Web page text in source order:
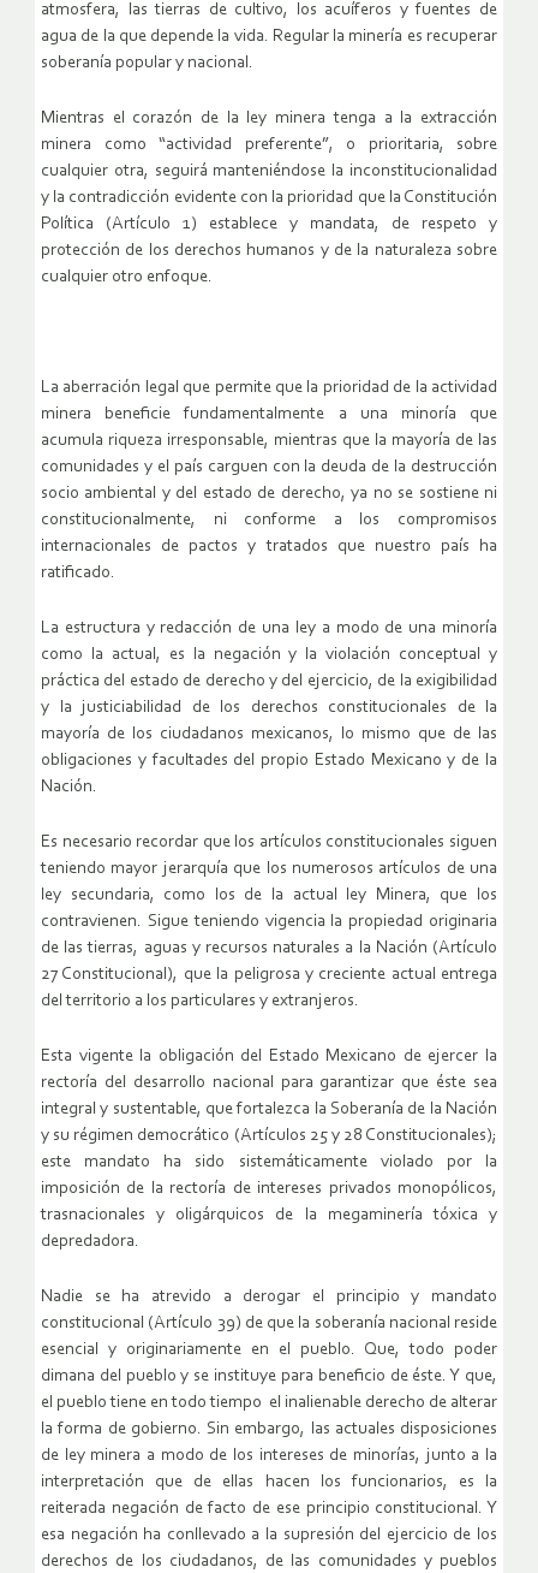
atmosfera, las tierras de cultivo, los acuíferos y fuentes de
agua de la que depende la vida. Regular la minería es recuperar
soberanía popular y nacional.
Mientras el corazón de la ley minera tenga a la extracción
minera como “actividad preferente”, o prioritaria, sobre
cualquier otra, seguirá manteniéndose la inconstitucionalidad
y la contradicción evidente con la prioridad que la Constitución
Política (Artículo 1) establece y mandata, de respeto y
protección de los derechos humanos y de la naturaleza sobre
cualquier otro enfoque.
La aberración legal que permite que la prioridad de la actividad
minera beneficie fundamentalmente a una minoría que
acumula riqueza irresponsable, mientras que la mayoría de las
comunidades y el país carguen con la deuda de la destrucción
socio ambiental y del estado de derecho, ya no se sostiene ni
constitucionalmente, ni conforme a los compromisos
internacionales de pactos y tratados que nuestro país ha
ratificado.
La estructura y redacción de una ley a modo de una minoría
como la actual, es la negación y la violación conceptual y
práctica del estado de derecho y del ejercicio, de la exigibilidad
y la justiciabilidad de los derechos constitucionales de la
mayoría de los ciudadanos mexicanos, lo mismo que de las
obligaciones y facultades del propio Estado Mexicano y de la
Nación.
Es necesario recordar que los artículos constitucionales siguen
teniendo mayor jerarquía que los numerosos artículos de una
ley secundaria, como los de la actual ley Minera, que los
contravienen. Sigue teniendo vigencia la propiedad originaria
de las tierras, aguas y recursos naturales a la Nación (Artículo
27 Constitucional), que la peligrosa y creciente actual entrega
del territorio a los particulares y extranjeros.
Esta vigente la obligación del Estado Mexicano de ejercer la
rectoría del desarrollo nacional para garantizar que éste sea
integral y sustentable, que fortalezca la Soberanía de la Nación
y su régimen democrático (Artículos 25 y 28 Constitucionales);
este mandato ha sido sistemáticamente violado por la
imposición de la rectoría de intereses privados monopólicos,
trasnacionales y oligárquicos de la megaminería tóxica y
depredadora.
Nadie se ha atrevido a derogar el principio y mandato
constitucional (Artículo 39) de que la soberanía nacional reside
esencial y originariamente en el pueblo. Que, todo poder
dimana del pueblo y se instituye para beneficio de éste. Y que,
el pueblo tiene en todo tiempo el inalienable derecho de alterar
la forma de gobierno. Sin embargo, las actuales disposiciones
de ley minera a modo de los intereses de minorías, junto a la
interpretación que de ellas hacen los funcionarios, es la
reiterada negación de facto de ese principio constitucional. Y
esa negación ha conllevado a la supresión del ejercicio de los
derechos de los ciudadanos, de las comunidades y pueblos